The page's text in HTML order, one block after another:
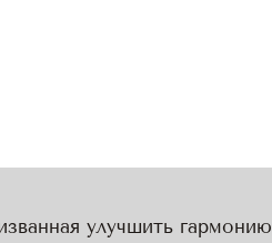
улучшить гармонию